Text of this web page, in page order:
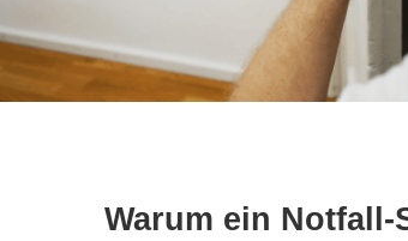
Warum ein